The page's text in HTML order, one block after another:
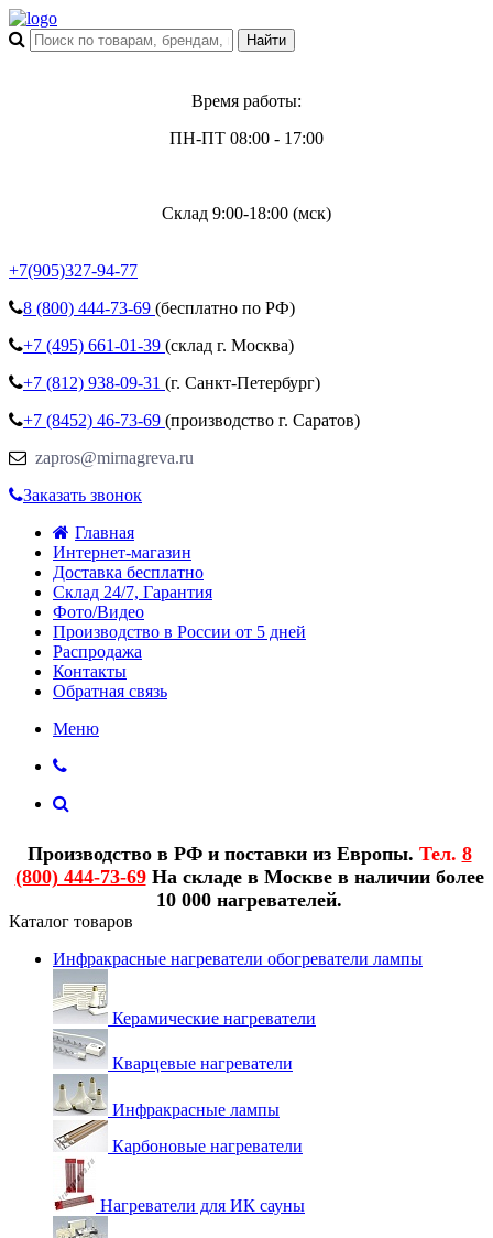
Время работы:
ПН-ПТ 08:00 - 17:00
Склад 9:00-18:00 (мск)
+7(905)327-94-77
8 (800) 444-73-69 (бесплатно по РФ)
+7 (495) 661-01-39 (склад г. Москва)
+7 (812) 938-09-31 (г. Санкт-Петербург)
+7 (8452) 46-73-69 (производство г. Саратов)
zapros@mirnagreva.ru
Заказать звонок
Главная
Интернет-магазин
Доставка бесплатно
Склад 24/7, Гарантия
Фото/Видео
Производство в России от 5 дней
Распродажа
Контакты
Обратная связь
Меню
Производство в РФ и поставки из Европы. Тел. 8
(800) 444-73-69На складе в Москве в наличии более
10 000 нагревателей.
Каталог товаров
Инфракрасные нагреватели обогреватели лампы
Керамические нагреватели
Кварцевые нагреватели
Инфракрасные лампы
Карбоновые нагреватели
Нагреватели для ИК сауны